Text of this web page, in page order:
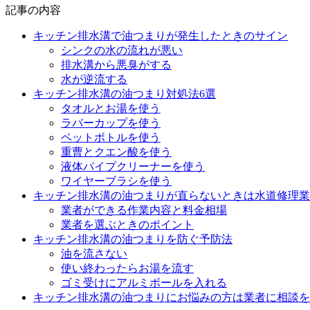
記事の内容
キッチン排水溝で油つまりが発生したときのサイン
シンクの水の流れが悪い
排水溝から悪臭がする
水が逆流する
キッチン排水溝の油つまり対処法6選
タオルとお湯を使う
ラバーカップを使う
ペットボトルを使う
重曹とクエン酸を使う
液体パイプクリーナーを使う
ワイヤーブラシを使う
キッチン排水溝の油つまりが直らないときは水道修理
業者ができる作業内容と料金相場
業者を選ぶときのポイント
キッチン排水溝の油つまりを防ぐ予防法
油を流さない
使い終わったらお湯を流す
ゴミ受けにアルミボールを入れる
キッチン排水溝の油つまりにお悩みの方は業者に相談を